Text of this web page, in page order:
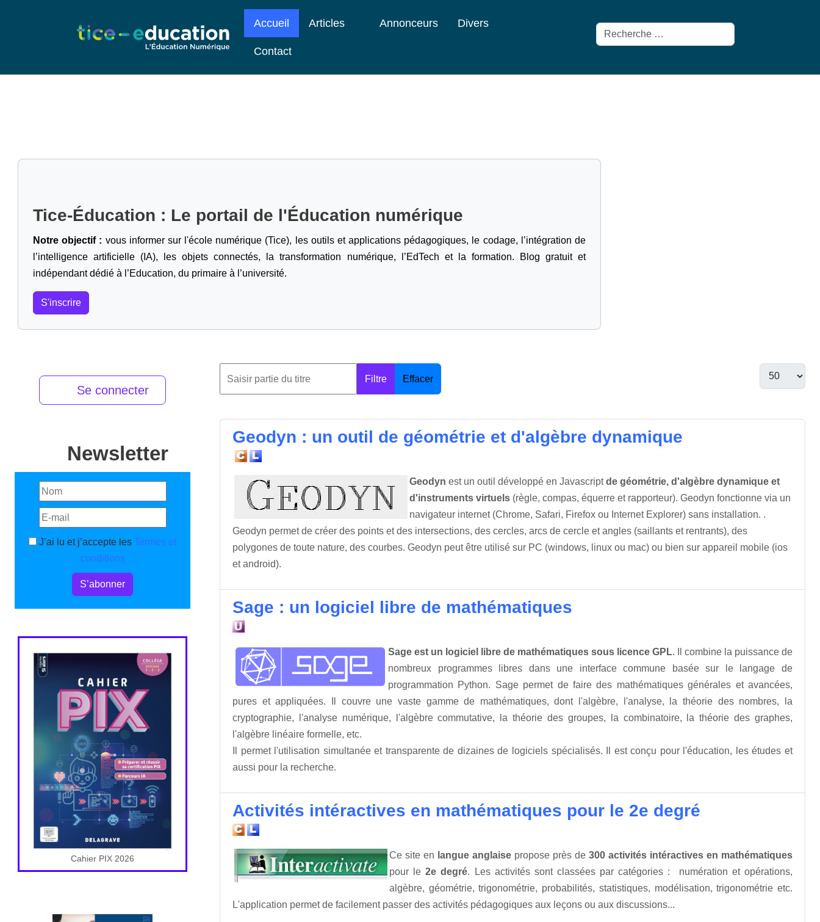
Accueil Articles Annonceurs Divers
Contact
Rechercher
Tice-Éducation : Le portail de l'Éducation numérique
Notre objectif : vous informer sur l'école numérique (Tice), les outils et applications pédagogiques, le codage,
l’intégration de
l’intelligence artificielle (IA), les objets connectés, la transformation numérique, l’EdTech et la formation. Blog gratuit et
indépendant dédié à l’Education, du primaire à l’université.
S'inscrire
Se connecter
Newsletter
J’ai lu et j’accepte les Termes et
conditions
S’abonner
Cahier PIX 2026
Filtre Effacer
Geodyn : un outil de géométrie et d'algèbre dynamique
Geodyn est un outil développé en Javascriptde géométrie, d'algèbre dynamique et
d'instruments virtuels (règle, compas, équerre et rapporteur). Geodyn fonctionne via un
navigateur internet (Chrome, Safari, Firefox ou Internet Explorer) sans installation. .
Geodyn permet de créer des points et des intersections, des cercles, arcs de cercle et angles (saillants et rentrants), des
polygones de toute nature, des courbes. Geodyn peut être utilisé sur PC (windows, linux ou mac) ou bien sur appareil mobile (ios
et android).
Sage : un logiciel libre de mathématiques
Sage est un logiciel libre de mathématiques sous licence GPL. Il combine la puissance de
nombreux programmes libres dans une interface commune basée sur le langage de
programmation Python. Sage permet de faire des mathématiques générales et avancées,
pures et appliquées. Il couvre une vaste gamme de mathématiques, dont l'algèbre, l'analyse, la théorie des nombres, la
cryptographie, l'analyse numérique, l'algèbre commutative, la théorie des groupes, la combinatoire, la théorie des graphes,
l'algèbre linéaire formelle, etc.
Il permet l'utilisation simultanée et transparente de dizaines de logiciels spécialisés. Il est conçu pour l'éducation, les études et
aussi pour la recherche.
Activités intéractives en mathématiques pour le 2e degré
Ce site en langue anglaise propose près de 300 activités intéractives en mathématiques
pour le 2e degré. Les activités sont classées par catégories : numération et opérations,
algèbre, géométrie, trigonométrie, probabilités, statistiques, modélisation, trigonométrie etc.
L'application permet de facilement passer des activités pédagogiques aux leçons ou aux discussions...